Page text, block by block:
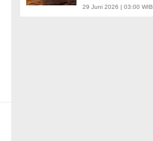
29 Juni 2026 | 03:00 WIB